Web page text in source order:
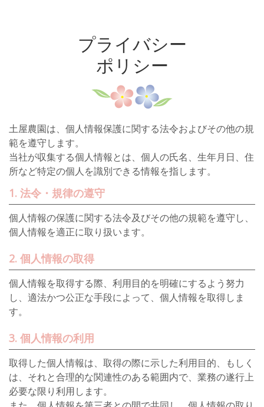
プライバシー
ポリシー
土屋農園は、個人情報保護に関する法令およびその他の規
範を遵守します。
当社が収集する個人情報とは、個人の氏名、生年月日、住
所など特定の個人を識別できる情報を指します。
1. 法令・規律の遵守
個人情報の保護に関する法令及びその他の規範を遵守し、
個人情報を適正に取り扱います。
2. 個人情報の取得
個人情報を取得する際、利用目的を明確にするよう努力
し、適法かつ公正な手段によって、個人情報を取得しま
す。
3. 個人情報の利用
取得した個人情報は、取得の際に示した利用目的、もしく
は、それと合理的な関連性のある範囲内で、業務の遂行上
必要な限り利用します。